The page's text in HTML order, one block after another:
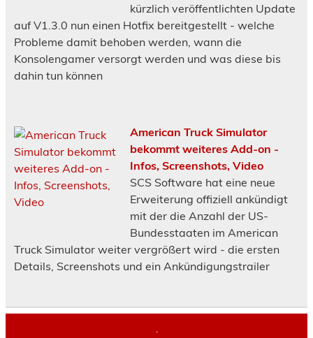
kürzlich veröffentlichten Update
auf V1.3.0 nun einen Hotfix bereitgestellt - welche
Probleme damit behoben werden, wann die
Konsolengamer versorgt werden und was diese bis
dahin tun können
American Truck Simulator
bekommt weiteres Add-on -
Infos, Screenshots, Video
SCS Software hat eine neue
Erweiterung offiziell ankündigt
mit der die Anzahl der US-
Bundesstaaten im American
Truck Simulator weiter vergrößert wird - die ersten
Details, Screenshots und ein Ankündigungstrailer